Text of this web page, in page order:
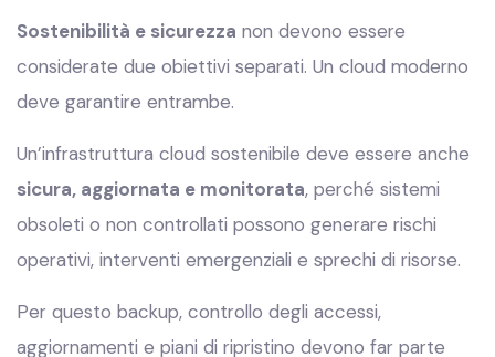
Sostenibilità e sicurezza non devono essere
considerate due obiettivi separati. Un cloud moderno
deve garantire entrambe.
Un’infrastruttura cloud sostenibile deve essere anche
sicura, aggiornata e monitorata, perché sistemi
obsoleti o non controllati possono generare rischi
operativi, interventi emergenziali e sprechi di risorse.
Per questo backup, controllo degli accessi,
aggiornamenti e piani di ripristino devono far parte